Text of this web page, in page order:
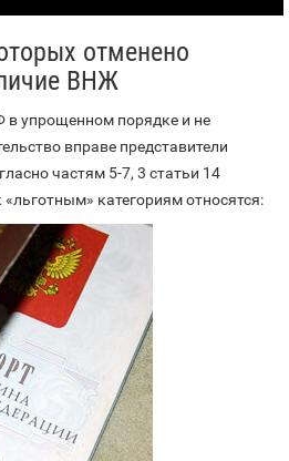
отменено
ВНЖ
в упрощенном порядке и не
вправе представители
частям 5-7, 3 статьи 14
категориям относятся: